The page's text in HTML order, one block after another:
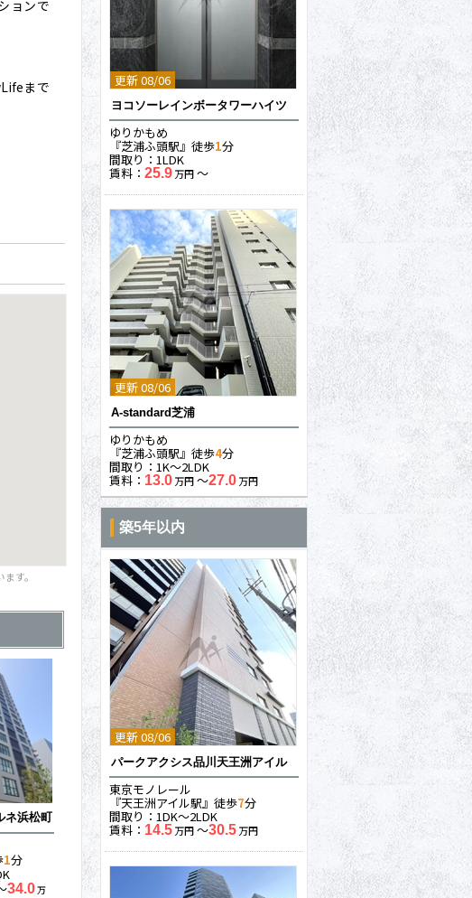
ョンで
まで
す。
ネ浜松町
1分
34.0万
更新 08/06
ヨコソーレインボータワーハイツ
ゆりかもめ
『芝浦ふ頭駅』徒歩1分
間取り：1LDK
賃料： 25.9万円〜
更新 08/06
A-standard芝浦
ゆりかもめ
『芝浦ふ頭駅』徒歩4分
間取り：1K〜2LDK
賃料： 13.0万円〜27.0万円
築5年以内
更新 08/06
パークアクシス品川天王洲アイル
東京モノレール
『天王洲アイル駅』徒歩7分
間取り：1DK〜2LDK
賃料： 14.5万円〜30.5万円